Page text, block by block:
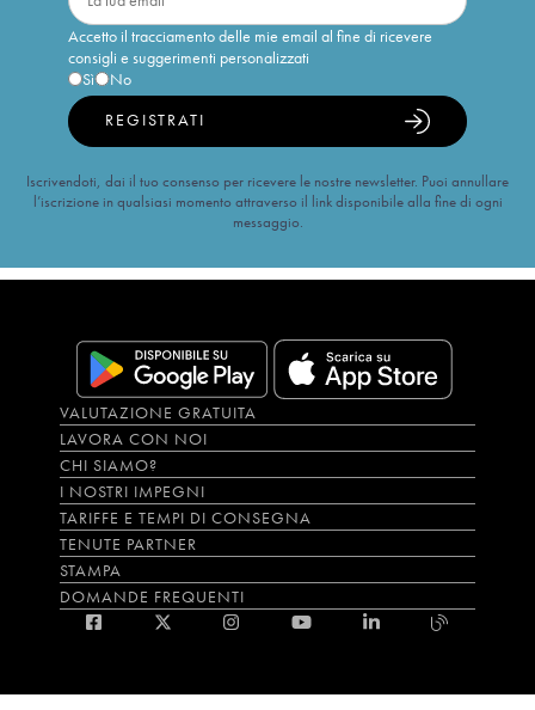
Accetto il tracciamento delle mie email al fine di ricevere
consigli e suggerimenti personalizzati
Sì
No
REGISTRATI
Iscrivendoti, dai il tuo consenso per ricevere le nostre newsletter. Puoi annullare
l’iscrizione in qualsiasi momento attraverso il link disponibile alla fine di ogni
messaggio.
VALUTAZIONE GRATUITA
LAVORA CON NOI
CHI SIAMO?
I NOSTRI IMPEGNI
TARIFFE E TEMPI DI CONSEGNA
TENUTE PARTNER
STAMPA
DOMANDE FREQUENTI